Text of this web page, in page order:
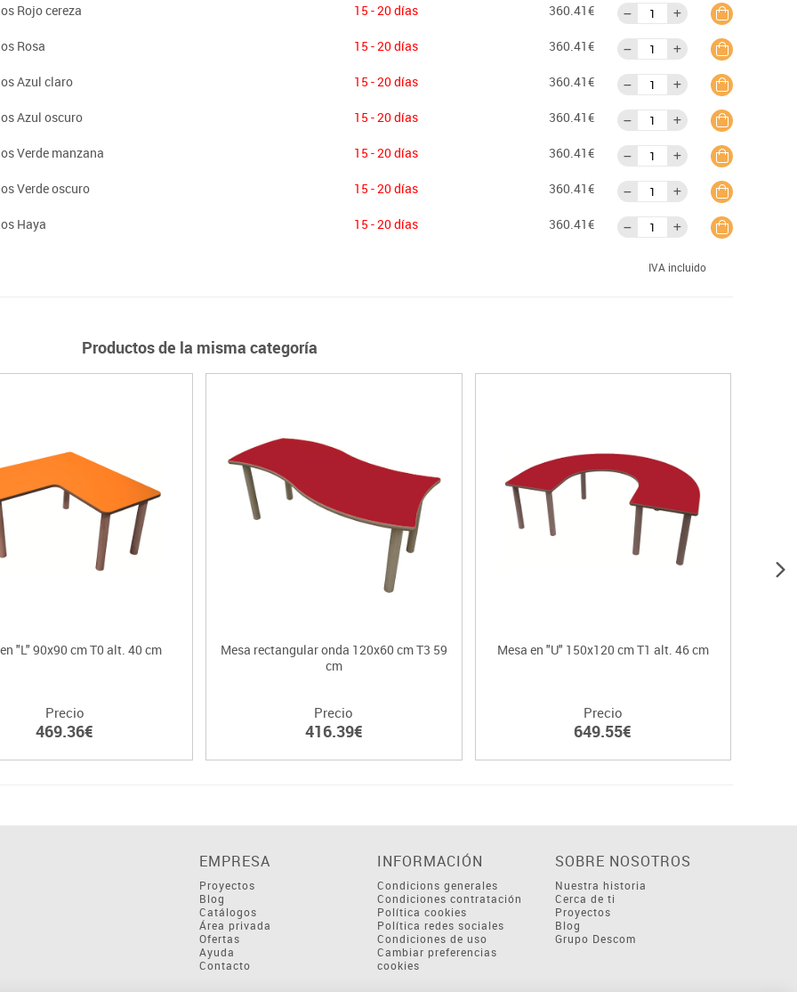
Rojo cereza 15 - 20 días 360.41€
Rosa 15 - 20 días 360.41€
Azul claro 15 - 20 días 360.41€
Azul oscuro 15 - 20 días 360.41€
Verde manzana 15 - 20 días 360.41€
Verde oscuro 15 - 20 días 360.41€
Haya 15 - 20 días 360.41€
IVA incluido
Productos de la misma categoría
"L" 90x90 cm T0 alt. 40 cm
Precio
469.36€
Mesa rectangular onda 120x60 cm T3 59
cm
Precio
416.39€
Mesa en "U" 150x120 cm T1 alt. 46 cm
Precio
649.55€
EMPRESA
Proyectos
Blog
Catálogos
Área privada
Ofertas
Ayuda
Contacto
INFORMACIÓN
Condicions generales
Condiciones contratación
Política cookies
Política redes sociales
Condiciones de uso
Cambiar preferencias
cookies
SOBRE NOSOTROS
Nuestra historia
Cerca de ti
Proyectos
Blog
Grupo Descom